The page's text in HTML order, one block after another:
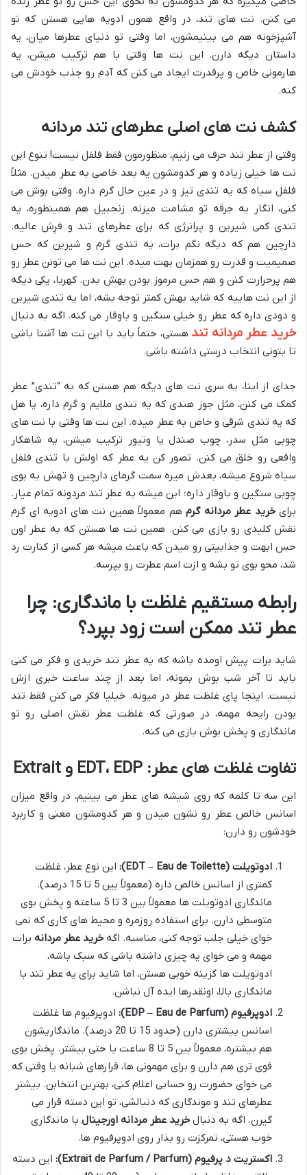
می کنن. نت های تند، در واقع همون ادویه هایی هستن که تو
آشپزخونه هم می بینیمشون، اما وقتی تو دنیای عطرها میان، یه
داستان دیگه دارن. این نت ها وقتی با هم ترکیب میشن، یه
هارمونی خاص و پرقدرت ایجاد می کنن که آدم رو جذب خودش می
کنه.
کشف نت های اصلی عطرهای تند مردانه
وقتی از عطر تند حرف می زنیم، منظورمون فقط فلفل نیست! تنوع این
نت ها خیلی زیاده و هر کدومشون یه بعد خاصی به عطر میدن. مثلاً
فلفل سیاه که یه تندی تیز و در عین حال گرم داره. وقتی بوش می
کنی، انگار یه جرقه تو مشامت میزنه. زنجبیل هم همینطوره، یه
تندی کمی شیرین و پرانرژی که برای عطرهای تند و فرِش عالیه.
دارچین هم که دیگه نگم برات، یه تندی گرم و شیرین که حس
صمیمیت و قدرت رو همزمان بهت میده. این نت ها می تونن عطر رو
هم پرحرارت کنن و هم حس مرموز بودن بهش بدن. کهربا، یکی دیگه
از این نت هاییه که شاید بهش کمتر توجه بشه، اما یه تندی شیرین
و دودی داره که عطر رو خیلی سنگین و باوقار می کنه. اگه به دنبال
خرید عطر مردانه تند هستی، حتماً باید با این نت ها آشنا باشی
تا بتونی انتخاب درستی داشته باشی.
جدای از اینا، یه سری نت های دیگه هم هستن که به “تندی” عطر
کمک می کنن، مثل جوز هندی که یه تندی ملایم و گرم داره، یا هل
که یه تندی شرقی و خاص به عطر میده. این نت ها وقتی با نت های
چوبی مثل سدر، چوب صندل یا وتیور ترکیب میشن، یه شاهکار
واقعی رو خلق می کنن. تصور کن یه عطر که اولش با تندی فلفل
سیاه شروع میشه، بعدش میره سمت گرمای دارچین و تهش یه بوی
چوبی سنگین و باوقار داره؛ این میشه یه عطر تند مردونه تمام عیار.
برایخرید عطر مردانه گرم هم معمولاً همین نت های ادویه ای گرم
نقش کلیدی رو بازی می کنن. همین نت ها هستن که به عطر اون
حس ابهت و جذابیتی رو میدن که باعث میشه هر کسی از کنارت رد
شد، محو بوی تو بشه و ازت اسم عطرت رو بپرسه.
رابطه مستقیم غلظت با ماندگاری: چرا
عطر تند ممکن است زود بپرد؟
شاید برات پیش اومده باشه که یه عطر تند خریدی و فکر می کنی
باید تا آخر شب بوش بمونه، اما بعد از چند ساعت خبری ازش
نیست. اینجا پای غلظت عطر در میونه. خیلیا فکر می کنن فقط تند
بودن رایحه مهمه، در صورتی که غلظت عطر نقش اصلی رو تو
ماندگاری و پخش بوش بازی می کنه.
تفاوت غلظت های عطر: EDT، EDP و Extrait
این سه تا کلمه که روی شیشه های عطر می بینیم، در واقع میزان
اسانس خالص عطر رو نشون میدن و هر کدومشون معنی و کاربرد
خودشون رو دارن:
ادوتویلت (EDT – Eau de Toilette):
این نوع عطر، غلظت
کمتری از اسانس خالص داره (معمولاً بین 5 تا 15 درصد).
ماندگاری ادوتویلت ها معمولاً بین 3 تا 5 ساعته و پخش بوی
متوسطی دارن. برای استفاده روزمره و محیط های کاری که نمی
خوای خیلی جلب توجه کنی، مناسبه. اگه خرید عطر مردانه برات
مهمه و می خوای یه چیزی داشته باشی که سبک باشه،
ادوتویلت ها گزینه خوبی هستن، اما شاید برای یه عطر تند با
ماندگاری بالا، اونقدرها ایده آل نباشن.
ادوپرفیوم (EDP – Eau de Parfum):
ادوپرفیوم ها غلظت
اسانس بیشتری دارن (حدود 15 تا 20 درصد). ماندگاریشون
هم بیشتره، معمولاً بین 5 تا 8 ساعت یا حتی بیشتر. پخش بوی
قوی تری هم دارن و برای مهمونی ها، قرارهای شبانه یا وقتی که
می خوای حضورت رو حسابی اعلام کنی، بهترین انتخابن. بیشتر
عطرهای تند و موندگاری که دنبالشی، تو این دسته قرار می
گیرن. اگه به دنبال خرید عطر مردانه اورجینال با ماندگاری
خوب هستی، تمرکزت رو بذار روی ادوپرفیوم ها.
اکستریت د پرفیوم (Extrait de Parfum / Parfum):
این دسته